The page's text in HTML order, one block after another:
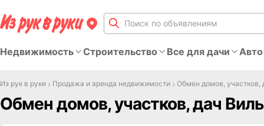
Недвижимость Строительство Все для дачи
Из рук в руки Продажа и аренда недвижимости Обмен домов, участков,
Обмен домов, участков, дач